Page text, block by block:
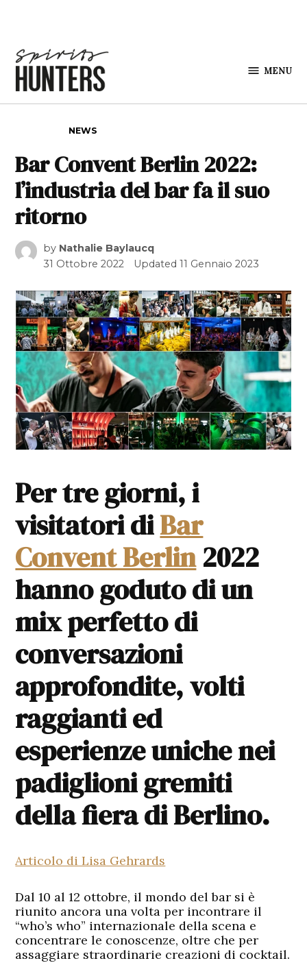
MENU
NEWS
Bar Convent Berlin 2022:
l’industria del bar fa il suo
ritorno
by Nathalie Baylaucq
31 Ottobre 2022
Updated11 Gennaio 2023
Per tre giorni, i
visitatori diBar
Convent Berlin2022
hanno goduto di un
mix perfetto di
conversazioni
approfondite, volti
raggianti ed
esperienze uniche nei
padiglioni gremiti
della fiera di Berlino.
Articolo di Lisa Gehrards
Dal 10 al 12 ottobre, il mondo del bar si è
riunito ancora una volta per incontrare il
“who’s who” internazionale della scena e
concentrare le conoscenze, oltre che per
assaggiare straordinarie creazioni di cocktail.